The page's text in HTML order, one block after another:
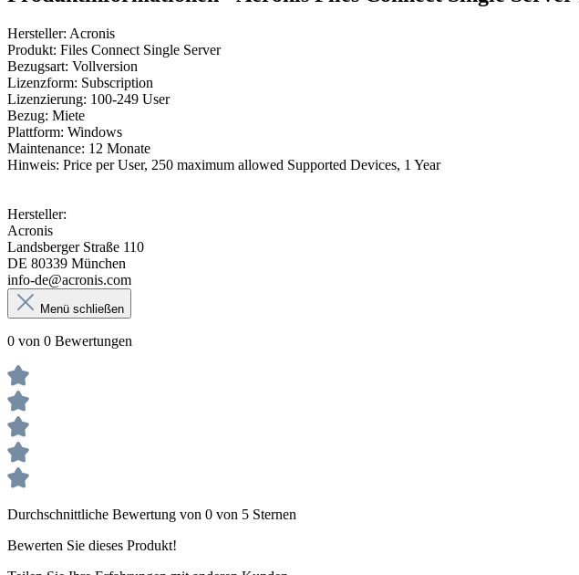
Hersteller: Acronis
Produkt: Files Connect Single Server
Bezugsart: Vollversion
Lizenzform: Subscription
Lizenzierung: 100-249 User
Bezug: Miete
Plattform: Windows
Maintenance: 12 Monate
Hinweis: Price per User, 250 maximum allowed Supported Devices, 1 Year
Hersteller:
Acronis
Landsberger Straße 110
DE 80339 München
info-de@acronis.com
Menü schließen
0 von 0 Bewertungen
Durchschnittliche Bewertung von 0 von 5 Sternen
Bewerten Sie dieses Produkt!